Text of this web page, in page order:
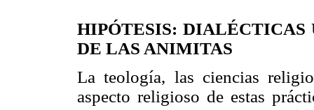
HIPÓTESIS: DIALÉCTICAS
DE LAS ANIMITAS
La teología, las ciencias
aspecto religioso de estas